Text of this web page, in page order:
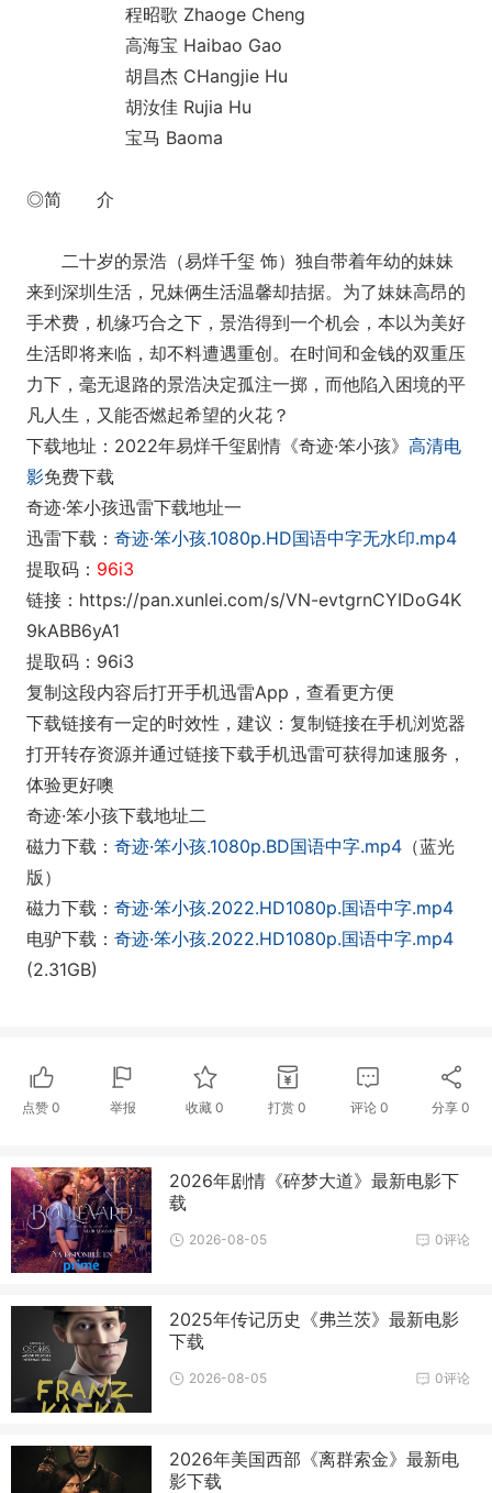
程昭歌 Zhaoge Cheng
高海宝 Haibao Gao
胡昌杰 CHangjie Hu
胡汝佳 Rujia Hu
宝马 Baoma
◎简 介
二十岁的景浩（易烊千玺 饰）独自带着年幼的妹妹
来到深圳生活，兄妹俩生活温馨却拮据。为了妹妹高昂的
手术费，机缘巧合之下，景浩得到一个机会，本以为美好
生活即将来临，却不料遭遇重创。在时间和金钱的双重压
力下，毫无退路的景浩决定孤注一掷，而他陷入困境的平
凡人生，又能否燃起希望的火花？
下载地址：2022年易烊千玺剧情《奇迹·笨小孩》 高清电
影免费下载
奇迹·笨小孩迅雷下载地址一
迅雷下载： 奇迹·笨小孩.1080p.HD国语中字无水印.mp4
提取码： 96i3
链接：https://pan.xunlei.com/s/VN-evtgrnCYIDoG4K
9kABB6yA1
提取码：96i3
复制这段内容后打开手机迅雷App，查看更方便
下载链接有一定的时效性，建议：复制链接在手机浏览器
打开转存资源并通过链接下载手机迅雷可获得加速服务，
体验更好噢
奇迹·笨小孩下载地址二
磁力下载： 奇迹·笨小孩.1080p.BD国语中字.mp4 （蓝光
版）
磁力下载： 奇迹·笨小孩.2022.HD1080p.国语中字.mp4
电驴下载： 奇迹·笨小孩.2022.HD1080p.国语中字.mp4
(2.31GB)
点赞 0 举报 收藏0 打赏 0 评论 0 分享0
2026年剧情《碎梦大道》最新电影下
载
0评论
2026-08-05
2025年传记历史《弗兰茨》最新电影
下载
0评论
2026-08-05
2026年美国西部《离群索金》最新电
影下载